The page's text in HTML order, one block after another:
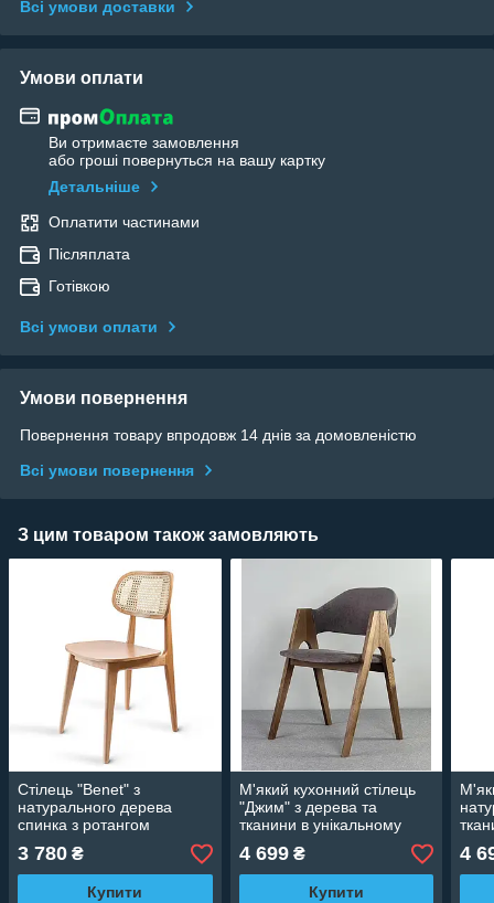
Всі умови доставки
Умови оплати
Ви отримаєте замовлення
або гроші повернуться на вашу картку
Детальніше
Оплатити частинами
Післяплата
Готівкою
Всі умови оплати
Умови повернення
Повернення товару впродовж 14 днів за домовленістю
Всі умови повернення
З цим товаром також замовляють
Стілець "Benet" з
натурального дерева
спинка з ротангом
3 780 ₴
Купити
М'який кухонний стілець
"Джим" з дерева та
тканини в унікальному
4 699₴
Купити
4